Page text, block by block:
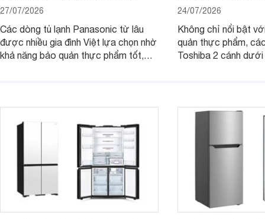
27/07/2026
Các dòng tủ lạnh Panasonic từ lâu
được nhiều gia đình Việt lựa chọn nhờ
khả năng bảo quản thực phẩm tốt,
phân khúc khiến không ít người dùng
phải cân nhắc. Trên thị trường hiện
24/07/2026
Không chỉ nổi bật
quản thực phẩm,
Toshiba 2 cánh